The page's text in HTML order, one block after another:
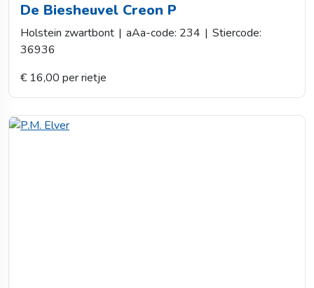
De Biesheuvel Creon P
Holstein zwartbont | aAa-code: 234 | Stiercode:
36936
€ 16,00 per rietje